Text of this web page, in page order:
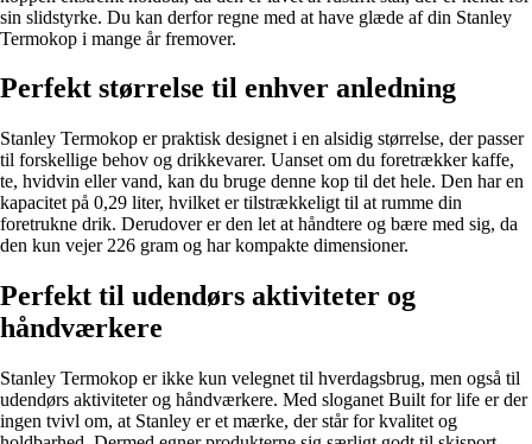
sin slidstyrke. Du kan derfor regne med at have glæde af din Stanley
Termokop i mange år fremover.
Perfekt størrelse til enhver anledning
Stanley Termokop er praktisk designet i en alsidig størrelse, der passer
til forskellige behov og drikkevarer. Uanset om du foretrækker kaffe,
te, hvidvin eller vand, kan du bruge denne kop til det hele. Den har en
kapacitet på 0,29 liter, hvilket er tilstrækkeligt til at rumme din
foretrukne drik. Derudover er den let at håndtere og bære med sig, da
den kun vejer 226 gram og har kompakte dimensioner.
Perfekt til udendørs aktiviteter og
håndværkere
Stanley Termokop er ikke kun velegnet til hverdagsbrug, men også til
udendørs aktiviteter og håndværkere. Med sloganet Built for life er der
ingen tvivl om, at Stanley er et mærke, der står for kvalitet og